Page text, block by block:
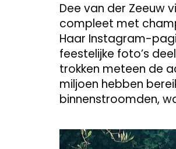
Dee van der Zeeuw
compleet met
Haar Instagram-
feestelijke foto’s
trokken meteen de
miljoen hebben
binnenstroomden,